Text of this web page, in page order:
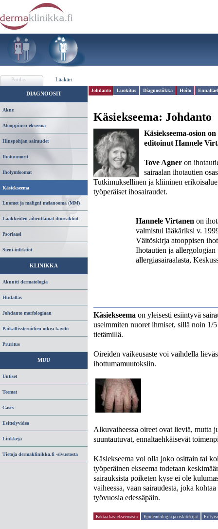
Potilas Lääkäri
DIAGNOOSIT
Akne
Atooppinen ekseema
Hiuspohjan sairaudet
Ihotuumorit
Iholymfoomat
Käsiekseema
Luomet ja maligni melanooma (MM)
Lääkkeiden aiheuttamat ihoreaktiot
Psoriaasi
Sieni-infektiot
KLINIKKA
Akuutti dermatologia
Hudatlas
Johdanto morfologiaan
Paikallissteroidien oikea käyttö
Pruritus
MUU
Uutiset
Teemat
Cases
Esittelyvideo
Linkkejä
Tietoja dermaklinikka.fi -sivustosta
Johdanto Luokitus Diagnostiikka Hoito
Käsiekseema: Johdanto
Käsiekseema-osion
editoinut Hannele
Tove Agner on
sairaalan ihotautien
Tutkimuksellinen ja kliininen erikoisalue
työperäiset ihosairaudet.
Hannele Virtanen on
valmistui lääkäriksi v.
Väitöskirja atooppisen
Ihotautien ja
allergiasairaalasta,
Käsiekseema on yleisesti esiintyvä
useimmiten nuoret ihmiset, sillä noin 1/
tietämillä.
Oireiden vaikeusaste voi vaihdella
ihottumamuutoksiin.
Alkuvaiheessa oireet ovat lieviä, mutta
suuntautuvat, ennaltaehkäisevät
Käsiekseema voi olla joko osittain tai
työperäinen ekseema todetaan
sairauksista poiketen kyse ei ole
vaiheessa, vaan sairaudesta, joka
työvuosia edessäpäin.
Faktaa käsiekseemasta Epidemiologia ja riskitekijät